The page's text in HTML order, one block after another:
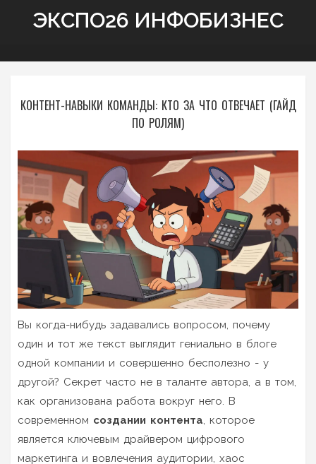
ЭКСПО26 ИНФОБИЗНЕС
КОНТЕНТ-НАВЫКИ КОМАНДЫ: КТО ЗА ЧТО ОТВЕЧАЕТ (ГАЙД
ПО РОЛЯМ)
Вы когда-нибудь задавались вопросом, почему
один и тот же текст выглядит гениально в блоге
одной компании и совершенно бесполезно - у
другой? Секрет часто не в таланте автора, а в том,
как организована работа вокруг него. В
современном создании контента, которое
является ключевым драйвером цифрового
маркетинга и вовлечения аудитории, хаос